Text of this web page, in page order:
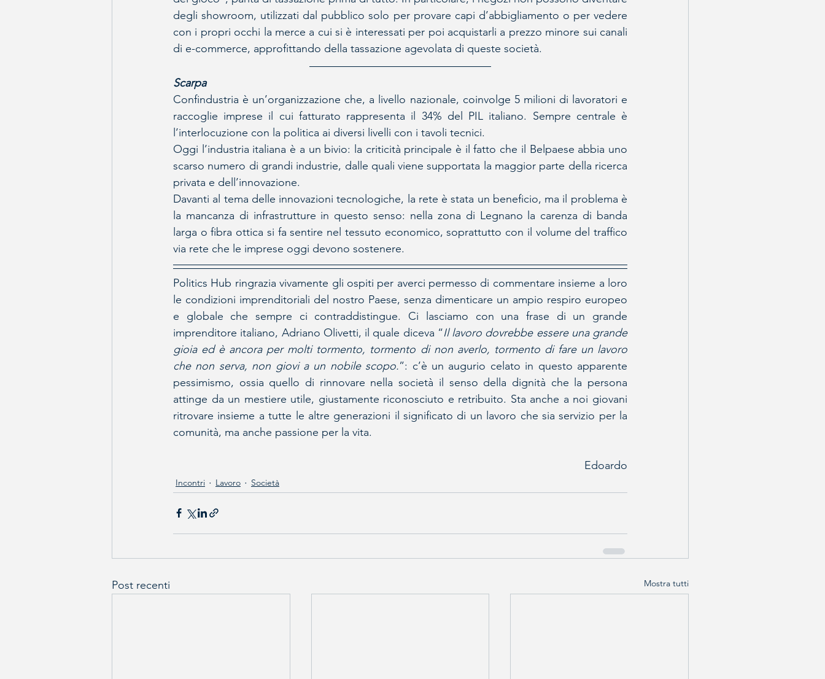
degli showroom, utilizzati dal pubblico solo per provare capi d’abbigliamento o per vedere
con i propri occhi la merce a cui si è interessati per poi acquistarli a prezzo minore sui canali
di e-commerce, approfittando della tassazione agevolata di queste società.
Scarpa
Confindustria è un’organizzazione che, a livello nazionale, coinvolge 5 milioni di lavoratori e
raccoglie imprese il cui fatturato rappresenta il 34% del PIL italiano. Sempre centrale è
l’interlocuzione con la politica ai diversi livelli con i tavoli tecnici.
Oggi l’industria italiana è a un bivio: la criticità principale è il fatto che il Belpaese abbia uno
scarso numero di grandi industrie, dalle quali viene supportata la maggior parte della ricerca
privata e dell’innovazione.
Davanti al tema delle innovazioni tecnologiche, la rete è stata un beneficio, ma il problema è
la mancanza di infrastrutture in questo senso: nella zona di Legnano la carenza di banda
larga o fibra ottica si fa sentire nel tessuto economico, soprattutto con il volume del traffico
via rete che le imprese oggi devono sostenere.
Politics Hub ringrazia vivamente gli ospiti per averci permesso di commentare insieme a loro
le condizioni imprenditoriali del nostro Paese, senza dimenticare un ampio respiro europeo
e globale che sempre ci contraddistingue. Ci lasciamo con una frase di un grande
imprenditore italiano, Adriano Olivetti, il quale diceva “Il lavoro dovrebbe essere una grande
gioia ed è ancora per molti tormento, tormento di non averlo, tormento di fare un lavoro
che non serva, non giovi a un nobile scopo.”: c’è un augurio celato in questo apparente
pessimismo, ossia quello di rinnovare nella società il senso della dignità che la persona
attinge da un mestiere utile, giustamente riconosciuto e retribuito. Sta anche a noi giovani
ritrovare insieme a tutte le altre generazioni il significato di un lavoro che sia servizio per la
comunità, ma anche passione per la vita.
Edoardo
Incontri Lavoro Società
Post recenti Mostra tutti